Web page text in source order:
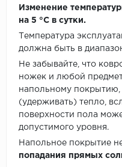
Изменение
на 5 °C в сутки.
Температура
должна быть в
Не забывайте, что
ножек и любой
напольному покрытию,
(удерживать) тепло,
поверхности пола
допустимого уровня.
Напольное покрытие
попадания прямых